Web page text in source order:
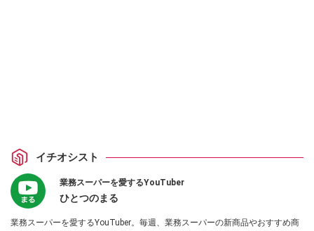
イチオシスト
業務スーパーを愛するYouTuber
ひとつのまる
業務スーパーを愛するYouTuber。毎週、業務スーパーの新商品やおすすめ商